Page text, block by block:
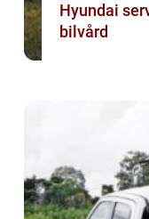
Hyundai
bilvård